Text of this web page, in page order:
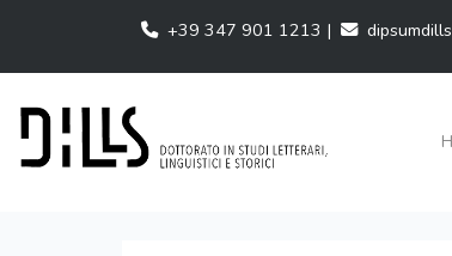
+39 347 901 1213 |